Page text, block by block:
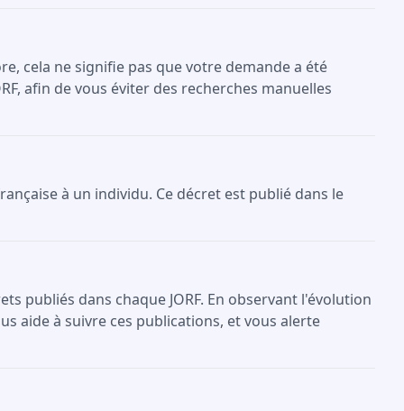
cela ne signifie pas que votre demande a été
afin de vous éviter des recherches manuelles
à un individu. Ce décret est publié dans le
publiés dans chaque JORF. En observant l'évolution
aide à suivre ces publications, et vous alerte